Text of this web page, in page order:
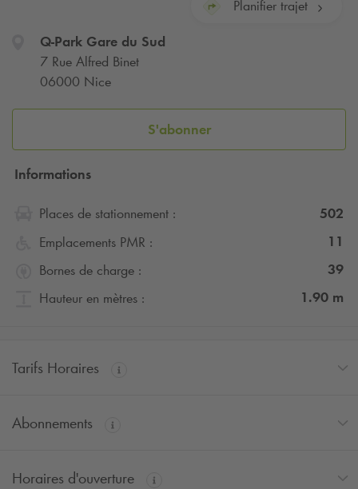
Planifier trajet
Q-ParkGare du Sud
7 Rue Alfred Binet
06000 Nice
S'abonner
Informations
Places de stationnement :
502
Emplacements PMR :
11
Bornes de charge :
39
Hauteur en mètres :
1.90 m
Tarifs Horaires
Abonnements
Horaires d'ouverture